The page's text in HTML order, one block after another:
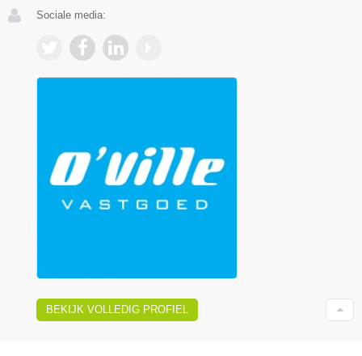
Sociale media:
BEKIJK VOLLEDIG PROFIEL